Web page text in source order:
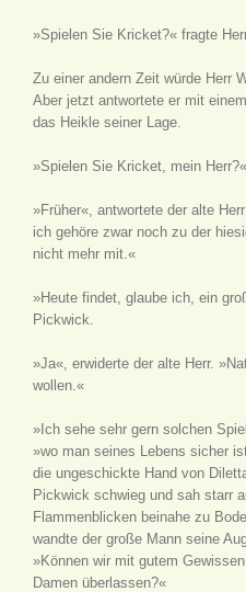
»Spielen Sie Kricket?« fragte
Zu einer andern Zeit würde Herr
Aber jetzt antwortete er mit
das Heikle seiner Lage.
»Spielen Sie Kricket, mein
»Früher«, antwortete der alte
ich gehöre zwar noch zu der
nicht mehr mit.«
»Heute findet, glaube ich, ein
Pickwick.
»Ja«, erwiderte der alte Herr.
wollen.«
»Ich sehe sehr gern solchen
»wo man seines Lebens sicher
die ungeschickte Hand von
Pickwick schwieg und sah starr
Flammenblicken beinahe zu
wandte der große Mann seine
»Können wir mit gutem
Damen überlassen?«